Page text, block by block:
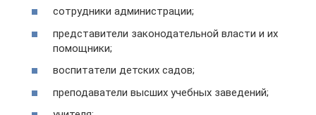
сотрудники администрации;
представители законодательной власти и их
помощники;
воспитатели детских садов;
преподаватели высших учебных заведений;